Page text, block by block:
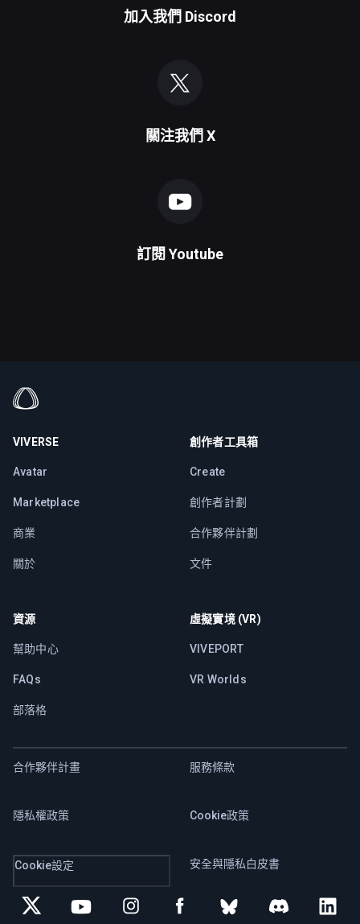
加入我們 Discord
關注我們 X
訂閱 Youtube
VIVERSE
Avatar
Marketplace
商業
關於
創作者工具箱
Create
創作者計劃
合作夥伴計劃
文件
資源
幫助中心
FAQs
部落格
虛擬實境 (VR)
VIVEPORT
VR Worlds
合作夥伴計畫 服務條款
隱私權政策 Cookie政策
Cookie設定 安全與隱私白皮書